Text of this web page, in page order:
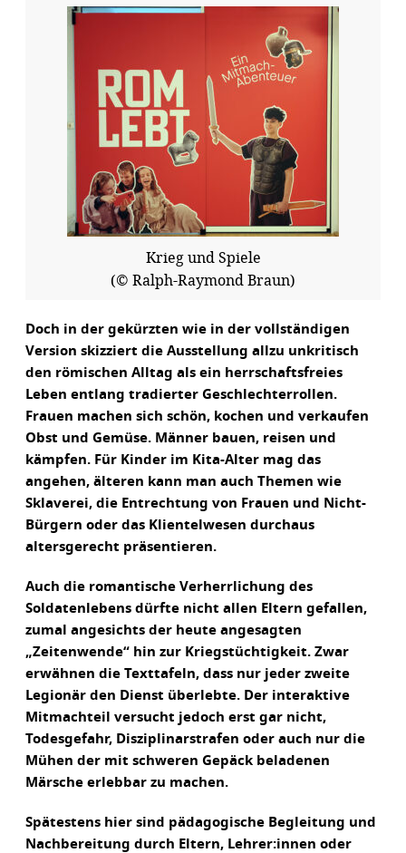
Krieg und Spiele
(© Ralph-Raymond Braun)
Doch in der gekürzten wie in der vollständigen
Version skizziert die Ausstellung allzu unkritisch
den römischen Alltag als ein herrschaftsfreies
Leben entlang tradierter Geschlechterrollen.
Frauen machen sich schön, kochen und verkaufen
Obst und Gemüse. Männer bauen, reisen und
kämpfen. Für Kinder im Kita-Alter mag das
angehen, älteren kann man auch Themen wie
Sklaverei, die Entrechtung von Frauen und Nicht-
Bürgern oder das Klientelwesen durchaus
altersgerecht präsentieren.
Auch die romantische Verherrlichung des
Soldatenlebens dürfte nicht allen Eltern gefallen,
zumal angesichts der heute angesagten
„Zeitenwende“ hin zur Kriegstüchtigkeit. Zwar
erwähnen die Texttafeln, dass nur jeder zweite
Legionär den Dienst überlebte. Der interaktive
Mitmachteil versucht jedoch erst gar nicht,
Todesgefahr, Disziplinarstrafen oder auch nur die
Mühen der mit schweren Gepäck beladenen
Märsche erlebbar zu machen.
Spätestens hier sind pädagogische Begleitung und
Nachbereitung durch Eltern, Lehrer:innen oder